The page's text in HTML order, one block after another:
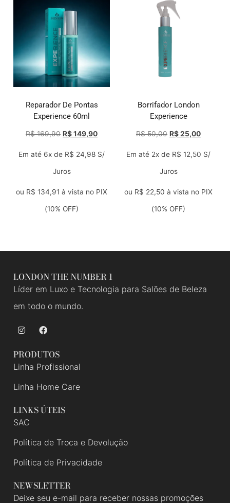
Reparador De Pontas
Experience 60ml
R$169,90 R$149,90
Em até 6x de R$ 24,98 S/
Juros
ou R$ 134,91 à vista no PIX
(10% OFF)
Borrifador London
Experience
R$50,00 R$25,00
Em até 2x de R$ 12,50 S/
Juros
ou R$ 22,50 à vista no PIX
(10% OFF)
LONDON THE NUMBER 1
Líder em Luxo e Tecnologia para Salões de Beleza
em todo o mundo.
PRODUTOS
Linha Profissional
Linha Home Care
LINKS ÚTEIS
SAC
Política de Troca e Devolução
Política de Privacidade
NEWSLETTER
Deixe seu e-mail para receber nossas promoções